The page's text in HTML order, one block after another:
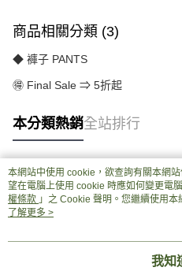
商品相關分類 (3)
◆ 褲子 PANTS
🉐 Final Sale ⇒ 5折起
本分類熱銷全站排行
熱門標籤
本網站中使用 cookie，欲查詢有關本網
望在電腦上使用 cookie 時應如何變更電
權條款 」之 Cookie 聲明。您繼續使用
用條款之 Cookie 聲明使用 cookie。
了解更多 >
我知